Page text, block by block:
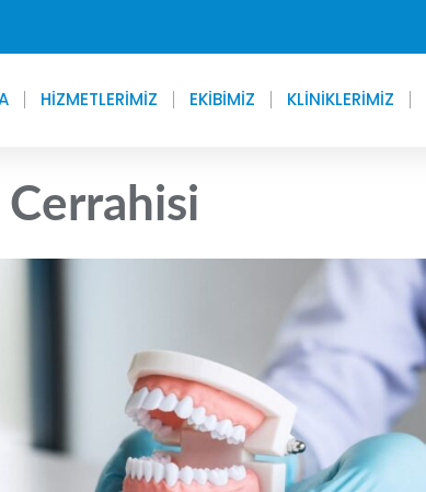
HİZMETLERİMİZ EKİBİMİZ KLİNİKLERİMİZ
Cerrahisi